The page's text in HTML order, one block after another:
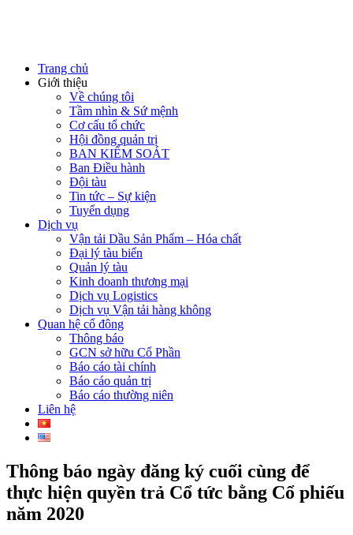
Trang chủ
Giới thiệu
Về chúng tôi
Tầm nhìn & Sứ mệnh
Cơ cấu tổ chức
Hội đồng quản trị
BAN KIỂM SOÁT
Ban Điều hành
Đội tàu
Tin tức – Sự kiện
Tuyển dụng
Dịch vụ
Vận tải Dầu Sản Phẩm – Hóa chất
Đại lý tàu biển
Quản lý tàu
Kinh doanh thương mại
Dịch vụ Logistics
Dịch vụ Vận tải hàng không
Quan hệ cổ đông
Thông báo
GCN sở hữu Cổ Phần
Báo cáo tài chính
Báo cáo quản trị
Báo cáo thường niên
Liên hệ
Thông báo ngày đăng ký cuối cùng để
thực hiện quyền trả Cổ tức bằng Cổ phiếu
năm 2020